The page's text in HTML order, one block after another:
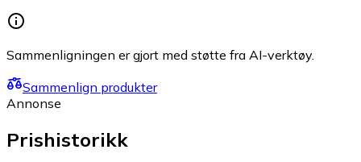
Sammenligningen er gjort med støtte fra AI-verktøy.
Sammenlign produkter
Annonse
Prishistorikk